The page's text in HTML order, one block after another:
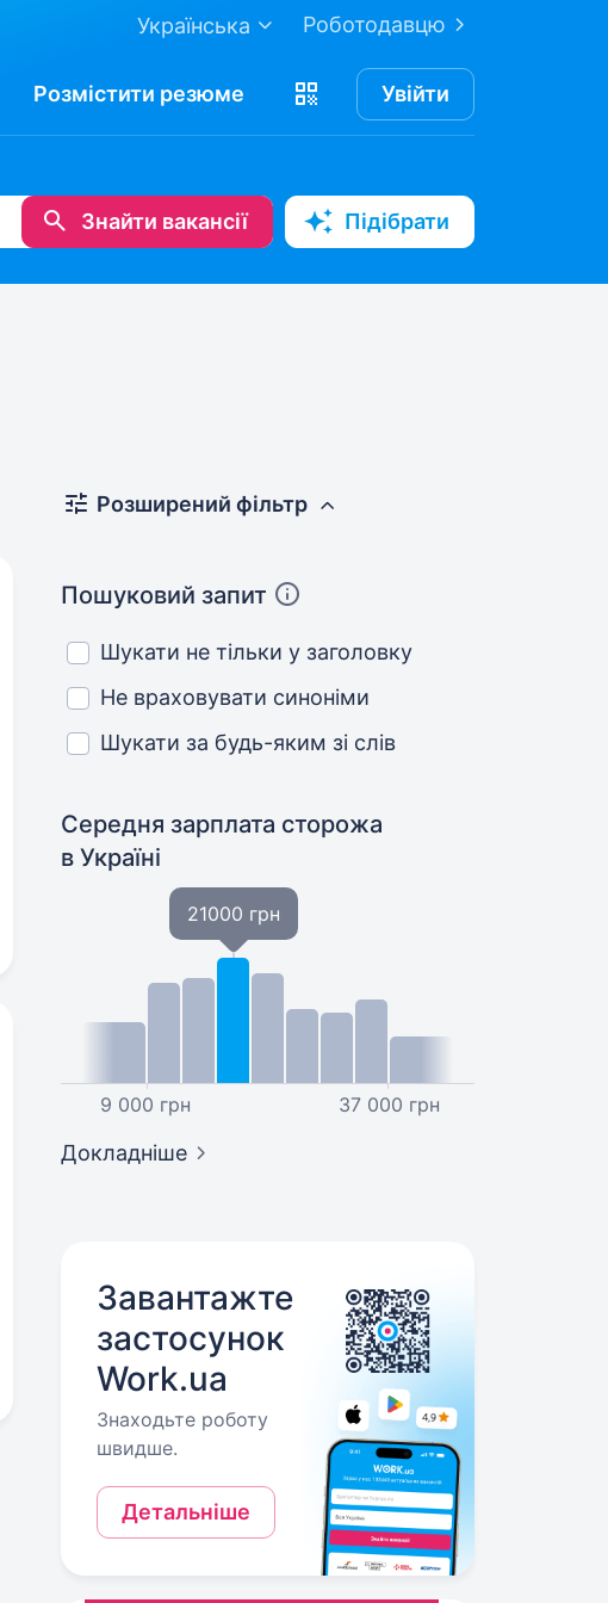
Роботодавцю
Українська
Розмістити резюме Увійти
Знайти вакансії Підібрати
Розширений фільтр
Пошуковий запит
Шукати не тільки у заголовку
Не враховувати синоніми
Шукати за будь-яким зі слів
Середня зарплата сторожа
в Україні
9 000 грн
21000 грн
37 000 грн
Докладніше
Завантажте
застосунок
Work.ua
Знаходьте роботу
швидше.
Детальніше